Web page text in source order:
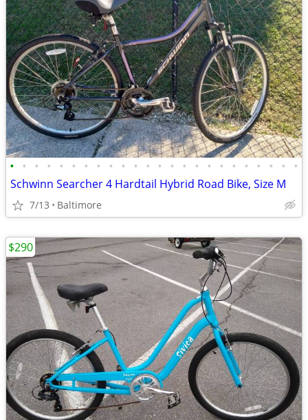
• • • • • • • • • • • • • • • • • • • • • • • •
Schwinn Searcher 4 Hardtail Hybrid Road Bike, Size M
7/13 Baltimore
$290